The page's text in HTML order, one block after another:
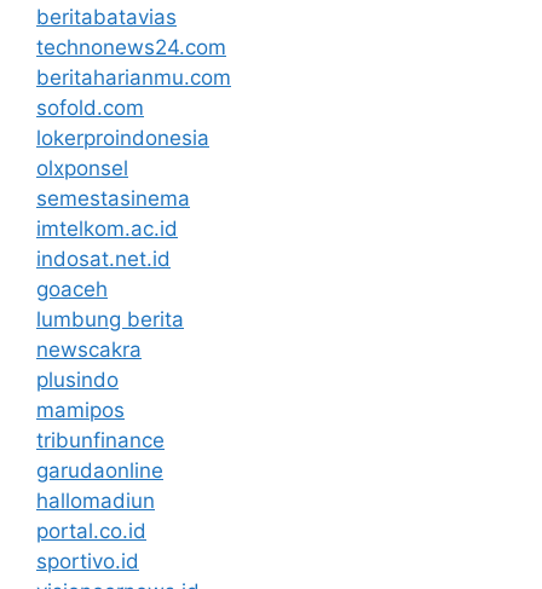
beritabatavias
technonews24.com
beritaharianmu.com
sofold.com
lokerproindonesia
olxponsel
semestasinema
imtelkom.ac.id
indosat.net.id
goaceh
lumbung berita
newscakra
plusindo
mamipos
tribunfinance
garudaonline
hallomadiun
portal.co.id
sportivo.id